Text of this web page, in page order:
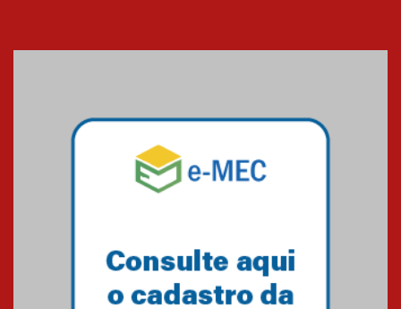
Mackenzie mobiliza campanha
solidária para apoiar famílias em
Minas Gerais
Primeiro culto do ano ressalta o
27.02.2026